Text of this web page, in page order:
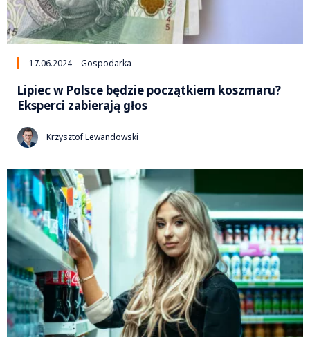
17.06.2024 Gospodarka
Lipiec w Polsce będzie początkiem koszmaru?
Eksperci zabierają głos
Krzysztof Lewandowski